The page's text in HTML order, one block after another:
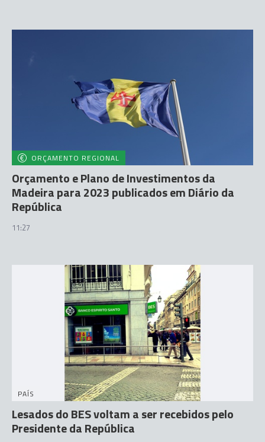
ORÇAMENTO REGIONAL
Orçamento e Plano de Investimentos da
Madeira para 2023 publicados em Diário da
República
11:27
PAÍS
Lesados do BES voltam a ser recebidos pelo
Presidente da República